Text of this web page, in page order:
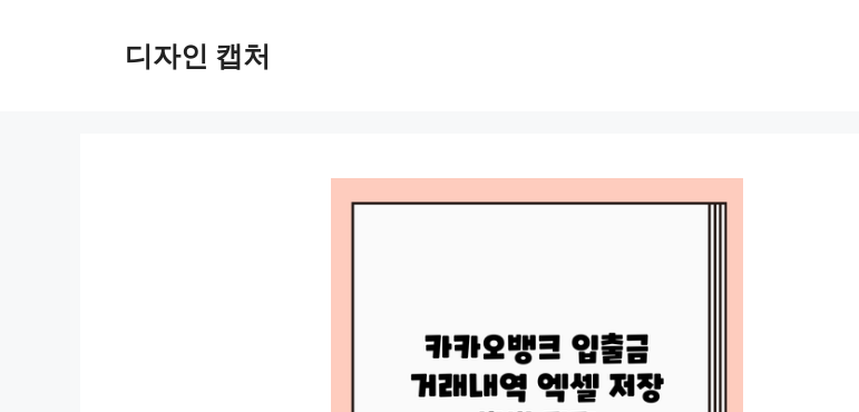
디자인 캡처